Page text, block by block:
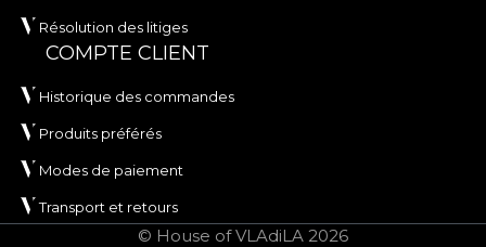
Résolution des litiges
COMPTE CLIENT
Historique des commandes
Produits préférés
Modes de paiement
Transport et retours
© House of VLAdiLA 2026